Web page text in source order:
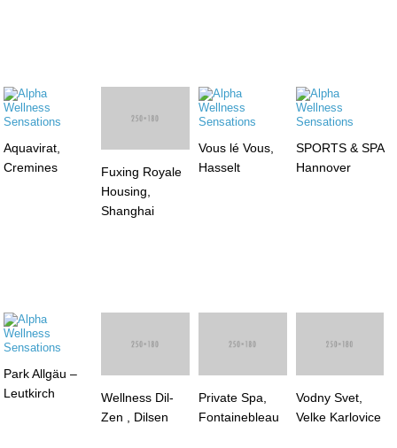
Aquavirat,
Cremines
Fuxing Royale
Housing,
Shanghai
Vous lé Vous,
Hasselt
SPORTS & SPA
Hannover
Park Allgäu –
Leutkirch
Wellness Dil-
Zen , Dilsen
Private Spa,
Fontainebleau
Vodny Svet,
Velke Karlovice